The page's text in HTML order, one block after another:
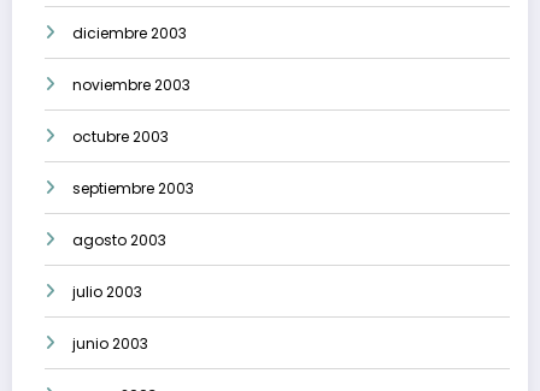
diciembre 2003
noviembre 2003
octubre 2003
septiembre 2003
agosto 2003
julio 2003
junio 2003